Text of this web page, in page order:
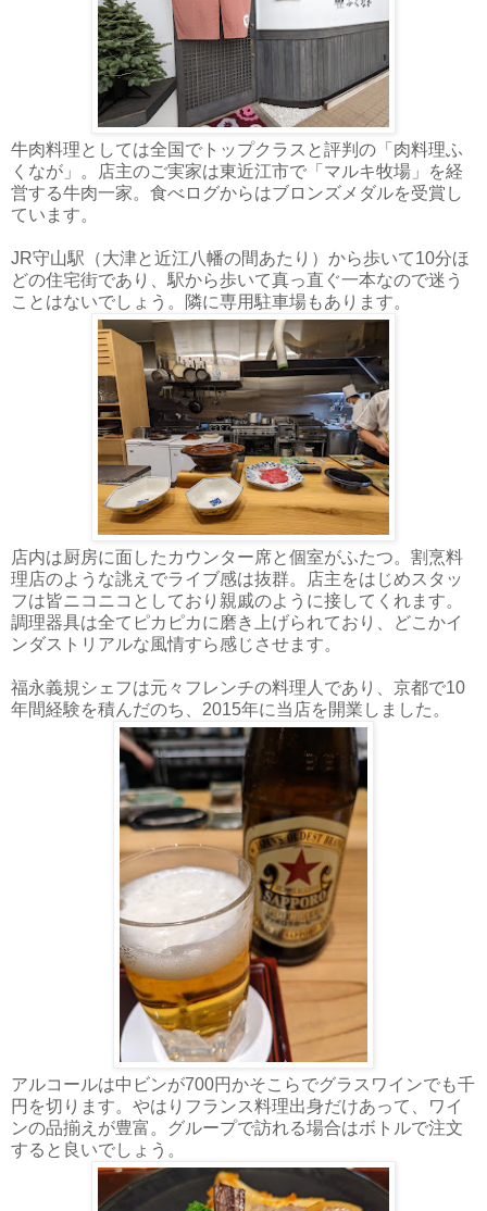
牛肉料理としては全国でトップクラスと評判の「肉料理ふ
くなが」。店主のご実家は東近江市で「マルキ牧場」を経
営する牛肉一家。食べログからはブロンズメダルを受賞し
ています。
JR守山駅（大津と近江八幡の間あたり）から歩いて10分ほ
どの住宅街であり、駅から歩いて真っ直ぐ一本なので迷う
ことはないでしょう。隣に専用駐車場もあります。
店内は厨房に面したカウンター席と個室がふたつ。割烹料
理店のような誂えでライブ感は抜群。店主をはじめスタッ
フは皆ニコニコとしており親戚のように接してくれます。
調理器具は全てピカピカに磨き上げられており、どこかイ
ンダストリアルな風情すら感じさせます。
福永義規シェフは元々フレンチの料理人であり、京都で10
年間経験を積んだのち、2015年に当店を開業しました。
アルコールは中ビンが700円かそこらでグラスワインでも千
円を切ります。やはりフランス料理出身だけあって、ワイ
ンの品揃えが豊富。グループで訪れる場合はボトルで注文
すると良いでしょう。